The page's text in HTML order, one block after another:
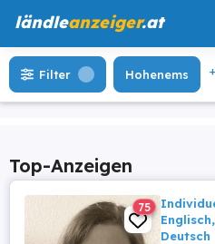
ländleanzeiger.at
Filter Hohenems
Top-Anzeigen
75
Deutsch